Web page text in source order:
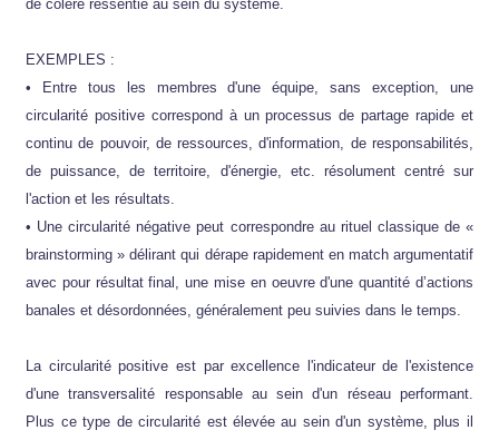
de colère ressentie au sein du système.
EXEMPLES :
• Entre tous les membres d'une équipe, sans exception, une
circularité positive correspond à un processus de partage rapide et
continu de pouvoir, de ressources, d'information, de responsabilités,
de puissance, de territoire, d'énergie, etc. résolument centré sur
l'action et les résultats.
• Une circularité négative peut correspondre au rituel classique de «
brainstorming » délirant qui dérape rapidement en match argumentatif
avec pour résultat final, une mise en oeuvre d'une quantité d’actions
banales et désordonnées, généralement peu suivies dans le temps.
La circularité positive est par excellence l'indicateur de l'existence
d'une transversalité responsable au sein d'un réseau performant.
Plus ce type de circularité est élevée au sein d'un système, plus il